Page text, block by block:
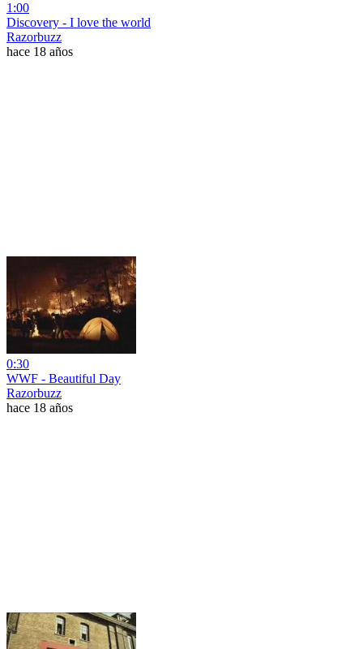
1:00
Discovery - I love the world
Razorbuzz
hace 18 años
0:30
WWF - Beautiful Day
Razorbuzz
hace 18 años